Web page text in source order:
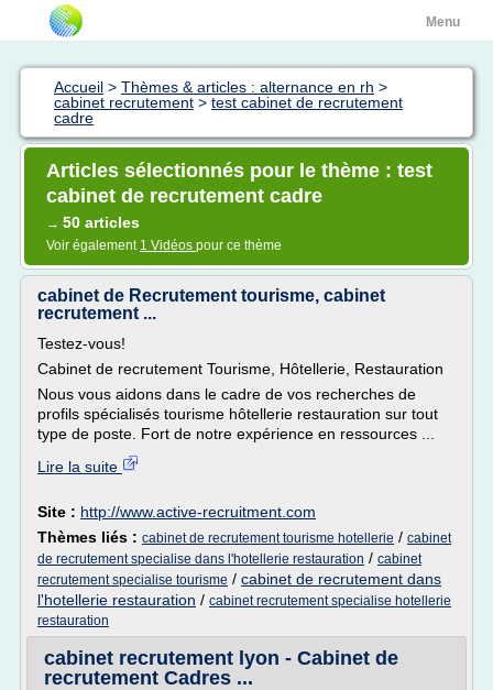
Menu
Accueil > Thèmes & articles : alternance en rh >
cabinet recrutement > test cabinet de recrutement
cadre
Articles sélectionnés pour le thème : test
cabinet de recrutement cadre
→ 50 articles
Voir également 1 Vidéos pour ce thème
cabinet de Recrutement tourisme, cabinet
recrutement ...
Testez-vous!
Cabinet de recrutement Tourisme, Hôtellerie, Restauration
Nous vous aidons dans le cadre de vos recherches de
profils spécialisés tourisme hôtellerie restauration sur tout
type de poste. Fort de notre expérience en ressources ...
Lire la suite
Site : http://www.active-recruitment.com
Thèmes liés : cabinet de recrutement tourisme hotellerie / cabinet
de recrutement specialise dans l'hotellerie restauration / cabinet
recrutement specialise tourisme / cabinet de recrutement dans
l'hotellerie restauration / cabinet recrutement specialise hotellerie
restauration
cabinet recrutement lyon - Cabinet de
recrutement Cadres ...